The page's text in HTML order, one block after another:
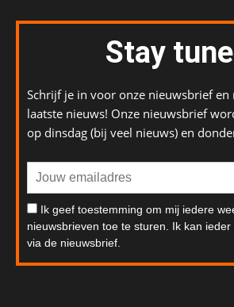
Stay
Schrijf je in voor onze nieuwsbrief
laatste nieuws! Onze nieuwsbrief
op dinsdag (bij veel nieuws) en
Ik geef toestemming om mij iedere
nieuwsbrieven toe te sturen. Ik kan
via de nieuwsbrief.